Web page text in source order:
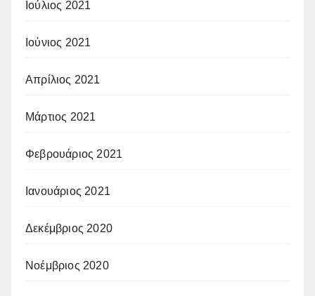
Ιούλιος 2021
Ιούνιος 2021
Απρίλιος 2021
Μάρτιος 2021
Φεβρουάριος 2021
Ιανουάριος 2021
Δεκέμβριος 2020
Νοέμβριος 2020